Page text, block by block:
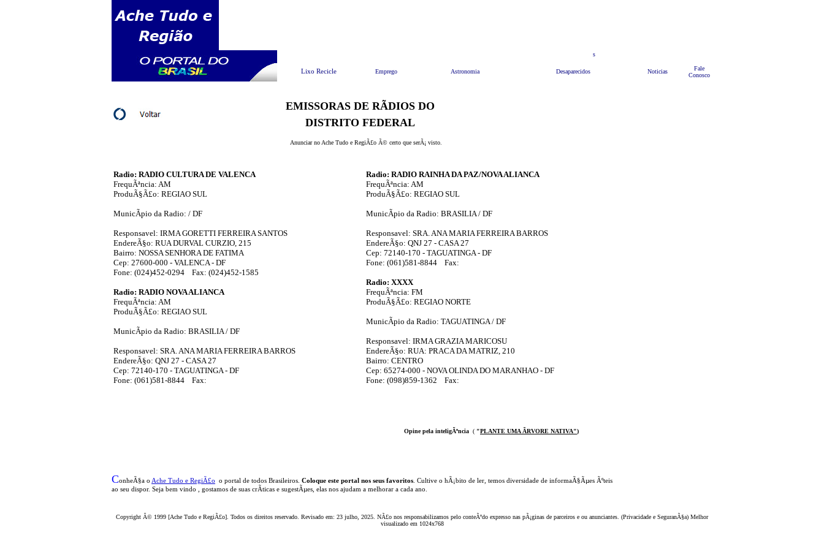
sAnuncie
Lixo Recicle Emprego Astronomia Desaparecidos Noticias
Fale
Conosco
EMISSORAS DE RÃDIOS DO
DISTRITO FEDERAL
Anunciar no Ache Tudo e RegiÃ£o Ã© certo que serÃ¡ visto.
Radio: RADIO CULTURA DE VALENCA
FrequÃªncia: AM
ProduÃ§Ã£o: REGIAO SUL
MunicÃ­pio da Radio: / DF
Responsavel: IRMA GORETTI FERREIRA SANTOS
EndereÃ§o: RUA DURVAL CURZIO, 215
Bairro: NOSSA SENHORA DE FATIMA
Cep: 27600-000 - VALENCA - DF
Fone: (024)452-0294 Fax: (024)452-1585
Radio: RADIO NOVA ALIANCA
FrequÃªncia: AM
ProduÃ§Ã£o: REGIAO SUL
MunicÃ­pio da Radio: BRASILIA / DF
Responsavel: SRA. ANA MARIA FERREIRA BARROS
EndereÃ§o: QNJ 27 - CASA 27
Cep: 72140-170 - TAGUATINGA - DF
Fone: (061)581-8844 Fax:
Radio: RADIO RAINHA DA PAZ/NOVA ALIANCA
FrequÃªncia: AM
ProduÃ§Ã£o: REGIAO SUL
MunicÃ­pio da Radio: BRASILIA / DF
Responsavel: SRA. ANA MARIA FERREIRA BARROS
EndereÃ§o: QNJ 27 - CASA 27
Cep: 72140-170 - TAGUATINGA - DF
Fone: (061)581-8844 Fax:
Radio: XXXX
FrequÃªncia: FM
ProduÃ§Ã£o: REGIAO NORTE
MunicÃ­pio da Radio: TAGUATINGA / DF
Responsavel: IRMA GRAZIA MARICOSU
EndereÃ§o: RUA: PRACA DA MATRIZ, 210
Bairro: CENTRO
Cep: 65274-000 - NOVA OLINDA DO MARANHAO - DF
Fone: (098)859-1362 Fax:
Opine pela inteligÃªncia ( "PLANTE UMA ÃRVORE NATIVA")
ConheÃ§a o Ache Tudo e RegiÃ£o o portal de todos Brasileiros. Coloque este portal nos seus favoritos . Cultive o hÃ¡bito de ler, temos diversidade de informaÃ§Ãµes Ãºteis
ao seu dispor. Seja bem vindo , gostamos de suas crÃ­ticas e sugestÃµes, elas nos ajudam a melhorar a cada ano.
Copyright Â© 1999 [Ache Tudo e RegiÃ£o]. Todos os direitos reservado. Revisado em: 23 julho, 2025 . NÃ£o nos responsabilizamos pelo conteÃºdo expresso nas pÃ¡ginas de parceiros e ou anunciantes. (Privacidade e SeguranÃ§a) Melhor
visualizado em 1024x768